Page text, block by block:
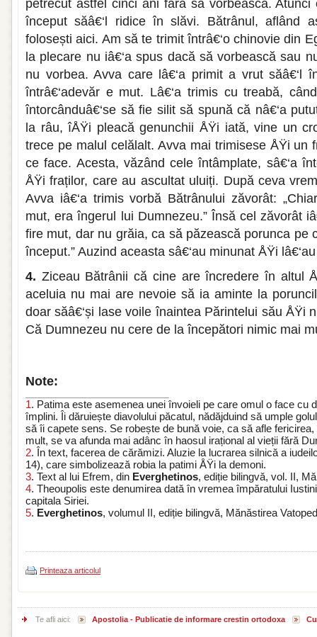
petrecut astfel cinci ani fără să vorbească.
început săâ€‘l ridice în slăvi. Bătrânul, aflând
folosești aici. Am să te trimit întrâ€‘o chinovie din
la plecare nu iâ€‘a spus dacă să vorbească sau
nu vorbea. Avva care lâ€‘a primit a vrut săâ€‘l
întrâ€‘adevăr e mut. Lâ€‘a trimis cu treabă,
întorcânduâ€‘se să fie silit să spună că nâ€‘a
la râu, îÅŸi pleacă genunchii ÅŸi iată, vine un
trece pe malul celălalt. Avva mai trimisese ÅŸi un
ce face. Acesta, văzând cele întâmplate, sâ€‘a
ÅŸi fraților, care au ascultat uluiți. După ceva
Avva iâ€‘a trimis vorbă Bătrânului zăvorât:
mut, era îngerul lui Dumnezeu.” Însă cel zăvorât
fire mut, dar nu grăia, ca să păzească porunca pe
început.” Auzind aceasta sâ€‘au minunat ÅŸi
4. Ziceau Bătrânii că cine are încredere în altul
aceluia nu mai are nevoie să ia aminte la
doar săâ€‘și lase voile înaintea Părintelui său ÅŸi
Că Dumnezeu nu cere de la începători nimic mai
Note:
1. Patima este asemenea unei învoieli pe care omul o face cu
împlini. Îi dăruiește diavolului păcatul, nădăjduind să umple
să îi capete sens. Se robește de bună voie, ca să afle
mult, se va afunda mai adânc în haosul irațional al vieții fără
2. În text, facerea de cărămizi. Aluzie la lucrarea silnică a
14), care simbolizează robia la patimi ÅŸi la demoni.
3. Text al lui Efrem, din Everghetinos, ediție bilingvă, vol. II,
4. Theoupolis este denumirea dată în vremea împăratului
capitala Siriei.
5. Everghetinos, volumul II, ediție bilingvă, Mănăstirea
Printeaza articolul
Te afli aici: Apostolia - Publicatie de informare crestin ortodoxa